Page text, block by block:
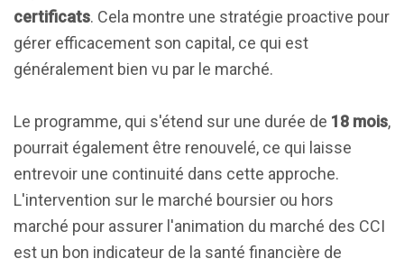
certificats. Cela montre une stratégie proactive pour
gérer efficacement son capital, ce qui est
généralement bien vu par le marché.
Le programme, qui s'étend sur une durée de 18 mois,
pourrait également être renouvelé, ce qui laisse
entrevoir une continuité dans cette approche.
L'intervention sur le marché boursier ou hors
marché pour assurer l'animation du marché des CCI
est un bon indicateur de la santé financière de